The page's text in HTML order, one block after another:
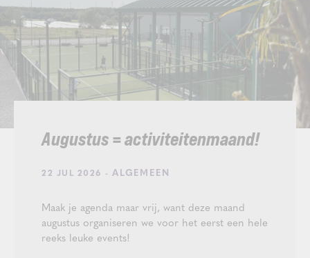
Augustus = activiteitenmaand!
22 JUL 2026 - ALGEMEEN
Maak je agenda maar vrij, want deze maand
augustus organiseren we voor het eerst een hele
reeks leuke events!